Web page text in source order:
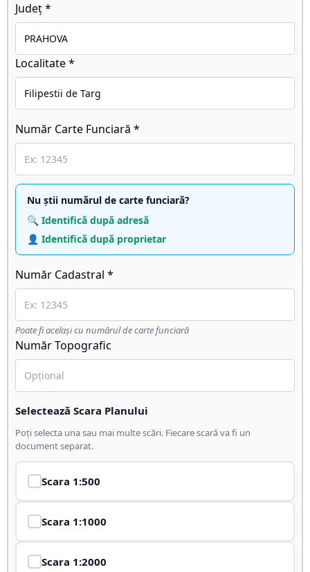
Județ *
Localitate *
Număr Carte Funciară *
Nu știi numărul de carte funciară?
🔍 Identifică după adresă
👤 Identifică după proprietar
Număr Cadastral *
Poate fi același cu numărul de carte funciară
Număr Topografic
Selectează Scara Planului
Poți selecta una sau mai multe scări. Fiecare scară va fi un
document separat.
Scara 1:500
Scara 1:1000
Scara 1:2000